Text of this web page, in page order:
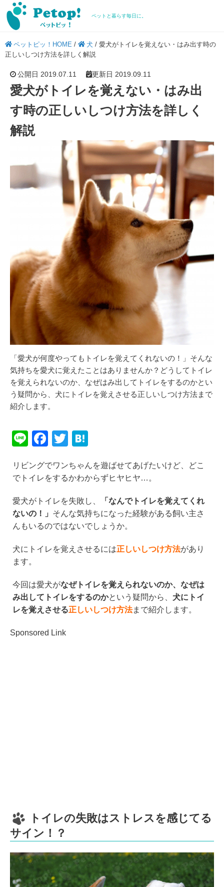
ペットと暮らす毎日に。
ペットピッ！HOME / 犬 / 愛犬がトイレを覚えない・はみ出す時の
正しいしつけ方法を詳しく解説
公開日 2019.07.11 更新日 2019.09.11
愛犬がトイレを覚えない・はみ出
す時の正しいしつけ方法を詳しく
解説
「愛犬が何度やってもトイレを覚えてくれないの！」そんな
気持ちを愛犬に覚えたことはありませんか？どうしてトイレ
を覚えられないのか、なぜはみ出してトイレをするのかとい
う疑問から、犬にトイレを覚えさせる正しいしつけ方法まで
紹介します。
Li
e
F
c
e
b
o
o
k
T
tt
er
e
n
a
リビングでワンちゃんを遊ばせてあげたいけど、どこ
でトイレをするかわからずヒヤヒヤ…。
愛犬がトイレを失敗し、
「なんでトイレを覚えてくれ
ないの！」 そんな気持ちになった経験がある飼い主さ
んもいるのではないでしょうか。
犬にトイレを覚えさせるには正しいしつけ方法があり
ます。
今回は愛犬がなぜトイレを覚えられないのか、なぜは
み出してトイレをするのかという疑問から、 犬にトイ
レを覚えさせる正しいしつけ方法まで紹介します。
Sponsored Link
トイレの失敗はストレスを感じてる
サイン！？